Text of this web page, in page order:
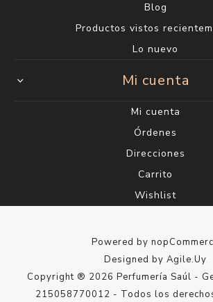
Blog
Productos vistos
Lo nuevo
Mi cuenta
Mi cuenta
Órdenes
Direcciones
Carrito
Wishlist
Powered by
Designed by Agile.Uy
Copyright ® 2026 Perfumería Saúl -
215058770012 - Todos los